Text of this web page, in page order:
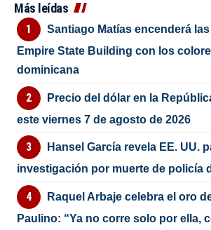
Más leídas
Santiago Matías encenderá las
Empire State Building con los
dominicana
Precio del dólar en la
este viernes 7 de agosto de 2026
Hansel García revela EE. UU.
investigación por muerte de policía
Raquel Arbaje celebra el oro
Paulino: “Ya no corre solo por ella,